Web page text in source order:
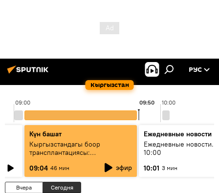
Кыргызстан
РУС
09:00 10:00
09:50
Күн башат
Кыргызстандагы боор
трансплантациясы:
жетишкендиктер жана өнүгүү
келечеги
09:04 46 мин эфир
Ежедневные новости
Ежедневные новости.
10:00
10:01 3 мин
Вчера Сегодня